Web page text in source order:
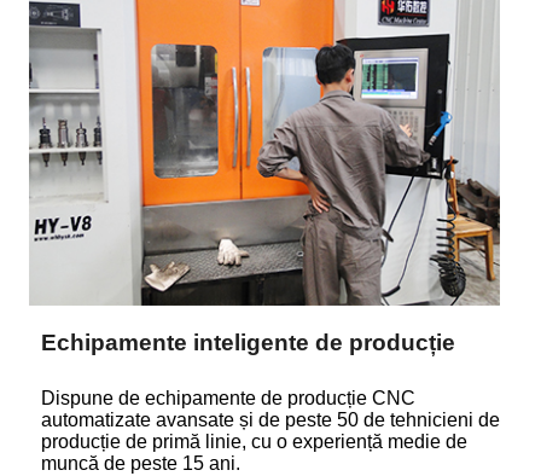
Echipamente inteligente de producție
Dispune de echipamente de producție CNC
automatizate avansate și de peste 50 de tehnicieni de
producție de primă linie, cu o experiență medie de
muncă de peste 15 ani.